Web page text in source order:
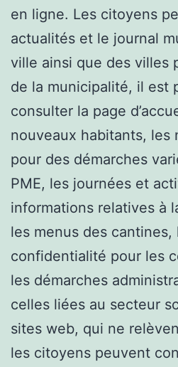
en ligne. Les citoyens
actualités et le journal
ville ainsi que des villes
de la municipalité, il est
consulter la page
nouveaux habitants, les
pour des démarches
PME, les journées et
informations relatives à
les menus des cantines,
confidentialité pour les
les démarches
celles liées au secteur
sites web, qui ne
les citoyens peuvent